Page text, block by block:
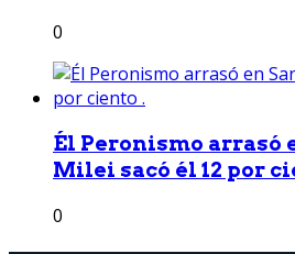
0
Él Peronismo arrasó
Milei sacó él 12 por
0